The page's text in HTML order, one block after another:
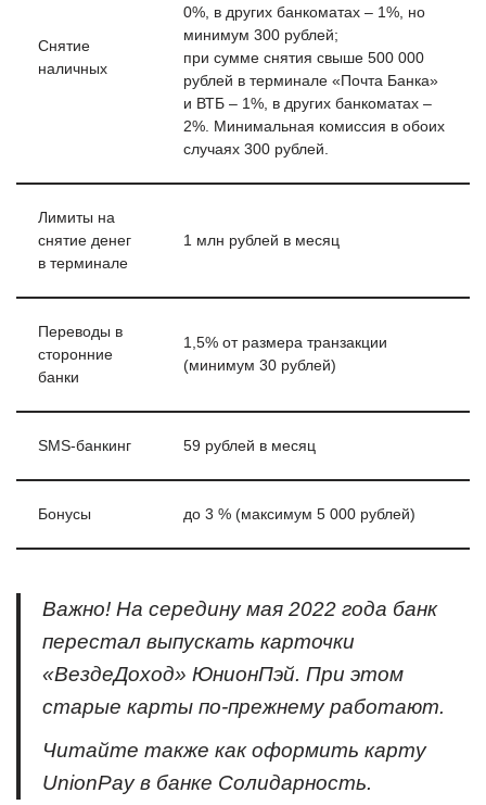
Снятие
наличных
0%, в других банкоматах – 1%, но
минимум 300 рублей;
при сумме снятия свыше 500 000
рублей в терминале «Почта Банка»
и ВТБ – 1%, в других банкоматах –
2%. Минимальная комиссия в обоих
случаях 300 рублей.
Лимиты на
снятие денег
в терминале
1 млн рублей в месяц
Переводы в
сторонние
банки
1,5% от размера транзакции
(минимум 30 рублей)
SMS-банкинг 59 рублей в месяц
Бонусы до 3 % (максимум 5 000 рублей)
Важно! На середину мая 2022 года банк
перестал выпускать карточки
«ВездеДоход» ЮнионПэй. При этом
старые карты по-прежнему работают.
Читайте также как оформить карту
UnionPay в банке Солидарность.